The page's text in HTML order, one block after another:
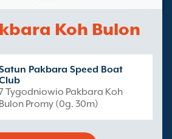
Koh Bulon
Pakbara Speed Boat
Tygodniowio Pakbara Koh
Bulon Promy (0g. 30m)